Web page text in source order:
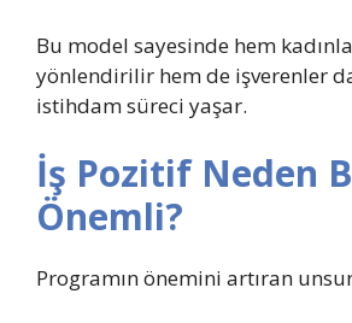
Bu model sayesinde hem
yönlendirilir hem de işverenler
istihdam süreci yaşar.
İş Pozitif Neden
Önemli?
Programın önemini artıran